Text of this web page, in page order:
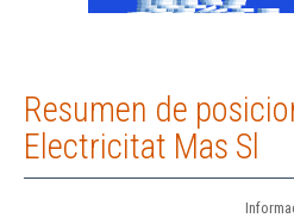
Resumen de
Electricitat Mas Sl